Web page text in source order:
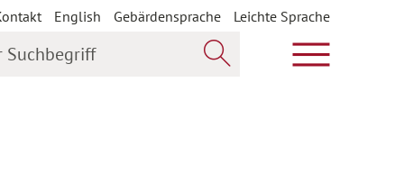
English Gebärdensprache
Leichte Sprache
Hauptmenü